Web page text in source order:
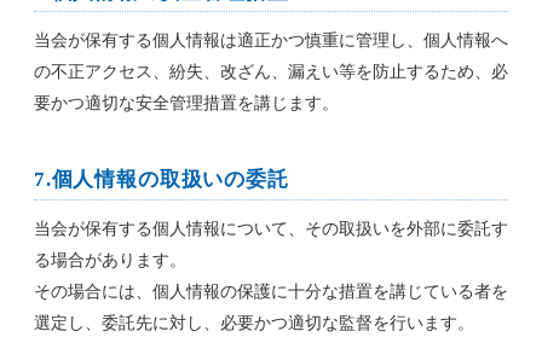
当会が保有する個人情報は適正かつ慎重に管理し、個人情報へ
の不正アクセス、紛失、改ざん、漏えい等を防止するため、必
要かつ適切な安全管理措置を講じます。
7.個人情報の取扱いの委託
当会が保有する個人情報について、その取扱いを外部に委託す
る場合があります。
その場合には、個人情報の保護に十分な措置を講じている者を
選定し、委託先に対し、必要かつ適切な監督を行います。